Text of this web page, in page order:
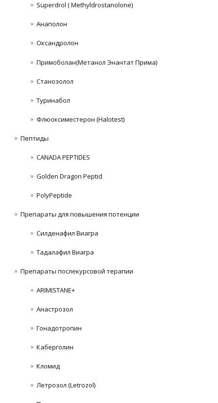
Superdrol ( Methyldrostanolone)
Анаполон
Оксандролон
Примоболан(Метанол Энантат Прима)
Станoзолол
Туринабол
Флюоксиместерон (Halotest)
Пептиды
CANADA PEPTIDES
Golden Dragon Peptid
PolyPeptide
Препараты для повышения потенции
Силденафил Виагра
Тадалафил Виагра
Препараты послекурсовой терапии
ARIMISTANE+
Анастрозол
Гонадотропин
Каберголин
Кломид
Летрозол (Letrozol)